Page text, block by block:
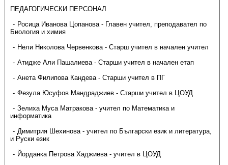
ПЕДАГОГИЧЕСКИ ПЕРСОНАЛ​
Росица Иванова Цопанова - Главен учител, преподавател по
Биология и химия
Нели Николова Червенкова - Старш учител в начален учител
Атидже Али Пашалиева - Старши учител в начален етап
Анета Филипова Кандева - Старши учител в ПГ
Фезула Юсуфов Мандраджиев - Старши учител в ЦОУД
Зелиха Муса Матракова - учител по Математика и
информатика
Димитрия Шехинова - учител по Български език и литература,
и Руски език
Йорданка Петрова Хаджиева - учител в ЦОУД